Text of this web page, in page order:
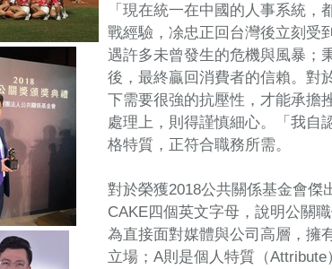
「現在統一在中國的人事系統
戰經驗，凃忠正回台灣後立刻受
遇許多未曾發生的危機與風暴；
後，最終贏回消費者的信賴。對
下需要很強的抗壓性，才能承擔
處理上，則得謹慎細心。「我自
格特質，正符合職務所需。
對於榮獲2018公共關係基金會傑
CAKE四個英文字母，說明公關
為直接面對媒體與公司高層，擁
立場；A則是個人特質（